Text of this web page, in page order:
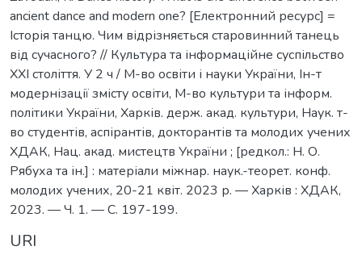
ancient dance and modern one? [Електронний ресурс] =
Історія танцю. Чим відрізняється старовинний танець
від сучасного? // Культура та інформаційне суспільство
ХХІ століття. У 2 ч / М-во освіти і науки України, Ін-т
модернізації змісту освіти, М-во культури та інформ.
політики України, Харків. держ. акад. культури, Наук. т-
во студентів, аспірантів, докторантів та молодих учених
ХДАК, Нац. акад. мистецтв України ; [редкол.: Н. О.
Рябуха та ін.] : матеріали міжнар. наук.-теорет. конф.
молодих учених, 20-21 квіт. 2023 р. — Харків : ХДАК,
2023. — Ч. 1. — С. 197-199.
URI